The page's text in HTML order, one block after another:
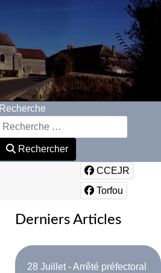
Recherche
Rechercher
CCEJR
Torfou
Derniers Articles
28 Juillet - Arrêté préfectoral